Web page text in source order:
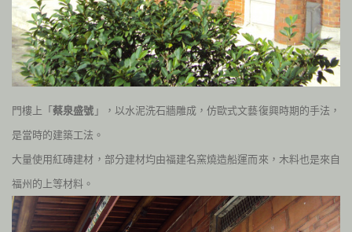
門樓上「蔡泉盛號 」，以水泥洗石牆雕成，仿歐式文藝復興時期的手法，
是當時的建築工法。
大量使用紅磚建材，部分建材均由福建名窯燒造船運而來，木料也是來自
福州的上等材料。